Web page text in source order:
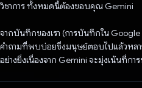
วิชาการ ทั้งหมดนี้ต้องขอบคุณ Gemini
จากบันทึกของเรา (การบันทึกใน
คำถามที่พบบ่อยซึ่งมนุษย์ตอบไปแล้วหลา
อย่างยิ่งเนื่องจาก Gemini จะมุ่งเน้นที่ก